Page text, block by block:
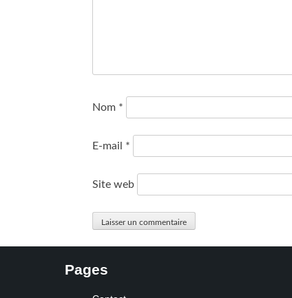
Nom *
E-mail *
Site web
Pages